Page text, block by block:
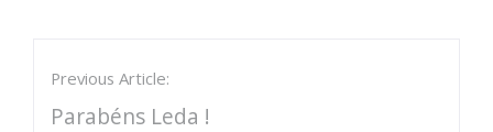
Previous Article:
Parabéns Leda !